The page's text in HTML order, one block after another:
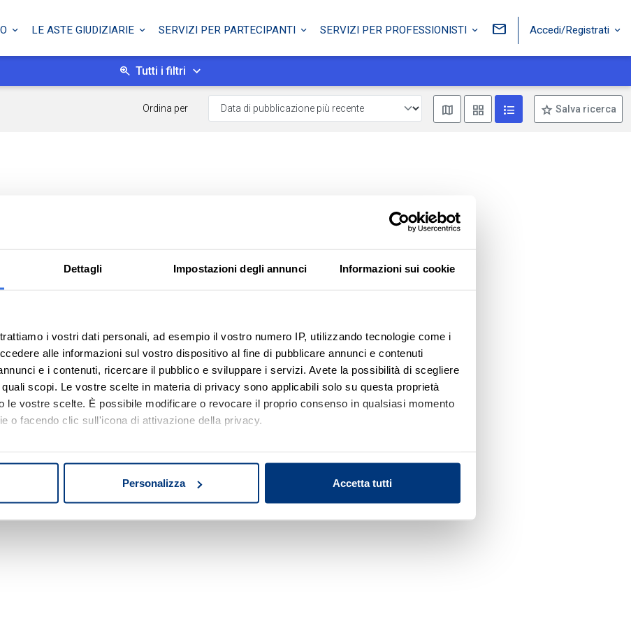
Dettagli Impostazioni degli annunci Informazioni sui cookie
trattiamo i vostri dati personali, ad esempio il vostro numero IP, utilizzando tecnologie come i
alle informazioni sul vostro dispositivo al fine di pubblicare annunci e contenuti
e i contenuti, ricercare il pubblico e sviluppare i servizi. Avete la possibilità di scegliere
scopi. Le vostre scelte in materia di privacy sono applicabili solo su questa proprietà
le vostre scelte. È possibile modificare o revocare il proprio consenso in qualsiasi momento
o facendo clic sull'icona di attivazione della privacy.
scansionandolo attivamente alla ricerca di caratteristiche specifiche (impronte
Personalizza Accetta tutti
LE ASTE GIUDIZIARIE SERVIZI PER PARTECIPANTI SERVIZI PER PROFESSIONISTI Accedi/Registrati
Tutti i filtri
Ordina per Mostra mappaMostra come box
Mostra come lista
Salva ricerca
Nessun risultato di ricerca
Prova a modificare o rimuovere alcuni filtri o
a cambiare l'area di ricerca.